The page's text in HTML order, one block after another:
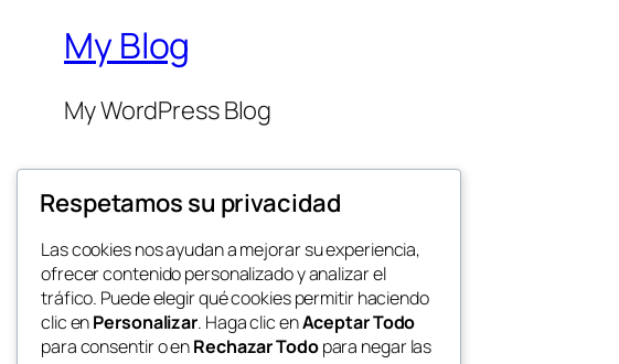
My Blog
My WordPress Blog
Twenty Twenty-Five
Respetamos su privacidad
Las cookies nos ayudan a mejorar su experiencia,
ofrecer contenido personalizado y analizar el
tráfico. Puede elegir qué cookies permitir haciendo
clic enPersonalizar. Haga clic enAceptar Todo
para consentir o enRechazar Todopara negar las